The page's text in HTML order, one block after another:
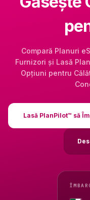
Compară Planuri
Furnizori și Lasă
Opțiuni pentru
Lasă PlanPilot™ să